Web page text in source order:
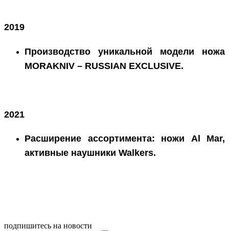
2019
Производство уникальной модели ножа
MORAKNIV – RUSSIAN EXCLUSIVE.
2021
Расширение ассортимента: ножи Al Mar,
активные наушники Walkers.
подпишитесь на новости